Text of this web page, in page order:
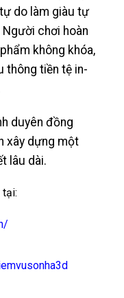
do làm giàu tự
chơi hoàn
không khóa,
thông tiền tệ in-
duyên đồng
xây dựng một
lâu dài.
tại: